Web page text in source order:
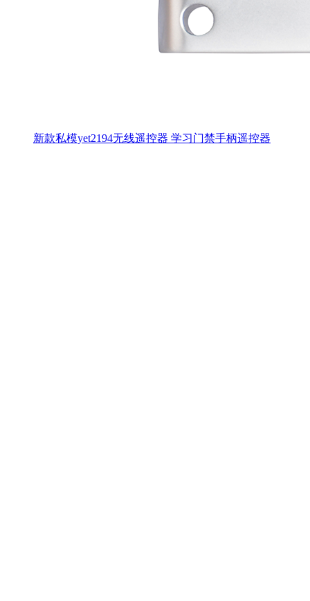
新款私模yet2194无线遥控器 学习门禁手柄遥控器